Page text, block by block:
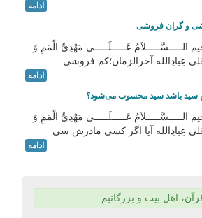
ادامه
عَـــــلَـــــى مَهْدِيِّ الْمَمِ وَ
عِبادِالله آخرالزمان؛کم فروشی
ادامه
عَـــــلَـــــى مَهْدِيِّ الْمَمِ وَ
عِبادِالله آیا اگر کسی مادرش سی
ادامه
اهل بیت و بزرگانیم